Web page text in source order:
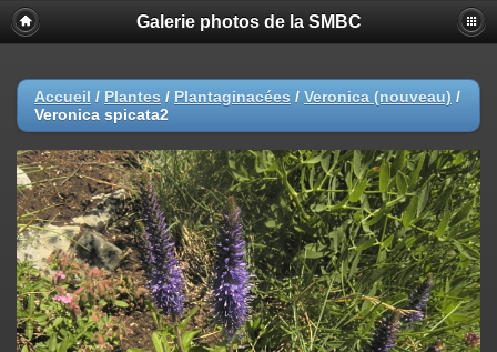
Galerie photos de la SMBC
Accueil / Plantes / Plantaginacées / Veronica (nouveau) /
Veronica spicata2